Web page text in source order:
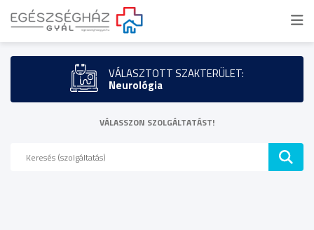
VÁLASZTOTT SZAKTERÜLET:
Neurológia
VÁLASSZON SZOLGÁLTATÁST!